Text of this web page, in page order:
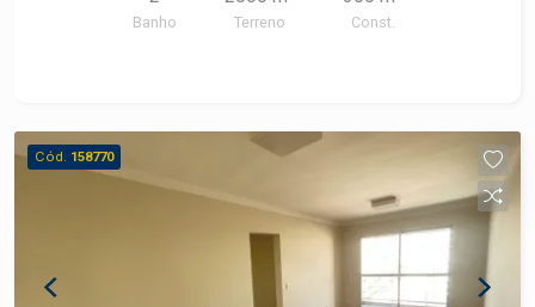
Banho Terreno Const.
Cód. 158770